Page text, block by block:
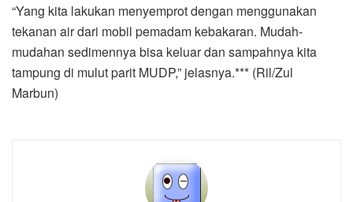
“Yang kita lakukan menyemprot dengan menggunakan
tekanan air dari mobil pemadam kebakaran. Mudah-
mudahan sedimennya bisa keluar dan sampahnya kita
tampung di mulut parit MUDP,” jelasnya.*** (Ril/Zul
Marbun)